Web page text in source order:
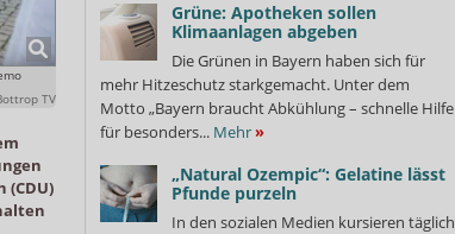
TV
(CDU)
Grüne: Apotheken sollen
Klimaanlagen abgeben
Die Grünen in Bayern haben sich für
mehr Hitzeschutz starkgemacht. Unter dem
Motto „Bayern braucht Abkühlung – schnelle Hilfe
für besonders... Mehr»
„Natural Ozempic“: Gelatine lässt
Pfunde purzeln
In den sozialen Medien kursieren täglich